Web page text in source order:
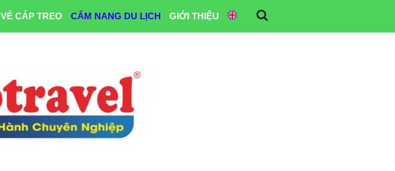
VÉ CÁP TREO CẨM NANG DU LỊCH GIỚI THIỆU